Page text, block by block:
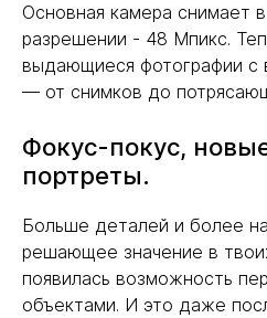
Основная камера снимает
разрешении - 48 Мпикс.
выдающиеся фотографии с
— от снимков до
Фокус-покус,
портреты.
Больше деталей и более
решающее значение в
появилась возможность
объектами. И это даже